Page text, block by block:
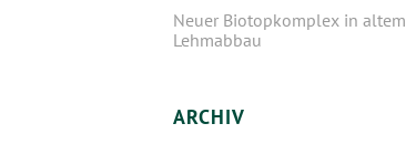
Neuer Biotopkomplex in altem
Lehmabbau
ARCHIV